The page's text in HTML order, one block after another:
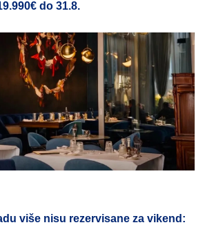
do 31.8.
više nisu rezervisane za vikend: